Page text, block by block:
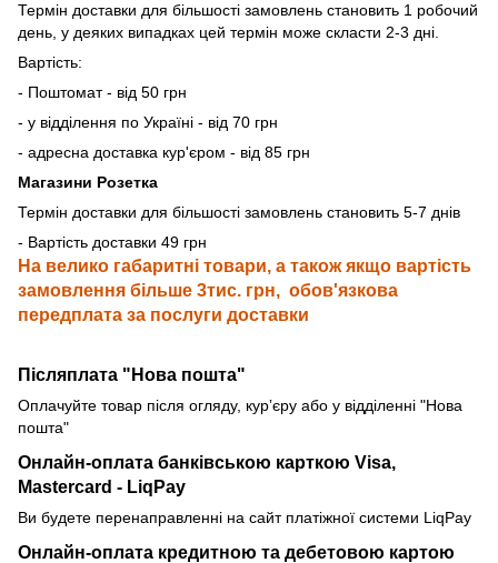
Термін доставки для більшості замовлень становить 1 робочий
день, у деяких випадках цей термін може скласти 2-3 дні.
Вартість:
- Поштомат - від 50 грн
- у відділення по Україні - від 70 грн
- адресна доставка кур'єром - від 85 грн
Магазини Розетка
Термін доставки для більшості замовлень становить 5-7 днів
- Вартість доставки 49 грн
На велико габаритні товари, а також якщо вартість
замовлення більше 3тис. грн, обов'язкова
передплата за послуги доставки
Післяплата "Нова пошта"
Оплачуйте товар після огляду, курʼєру або у відділенні "Нова
пошта"
Онлайн-оплата банківською карткою Visa,
Mastercard - LiqPay
Ви будете перенаправленні на сайт платіжної системи LiqPay
Онлайн-оплата кредитною та дебетовою картою